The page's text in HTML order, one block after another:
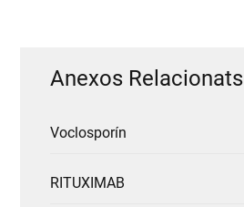
Anexos Relacionats
Voclosporín
RITUXIMAB